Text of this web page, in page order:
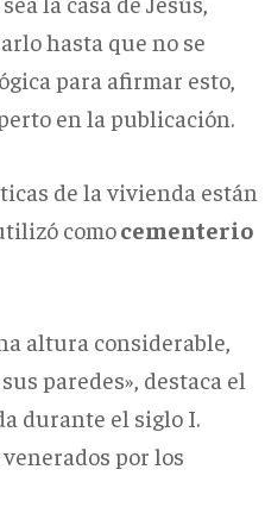
hasta que no se
para afirmar esto,
en la publicación.
de la vivienda están
comocementerio
altura considerable,
paredes», destaca el
durante el siglo I.
por los